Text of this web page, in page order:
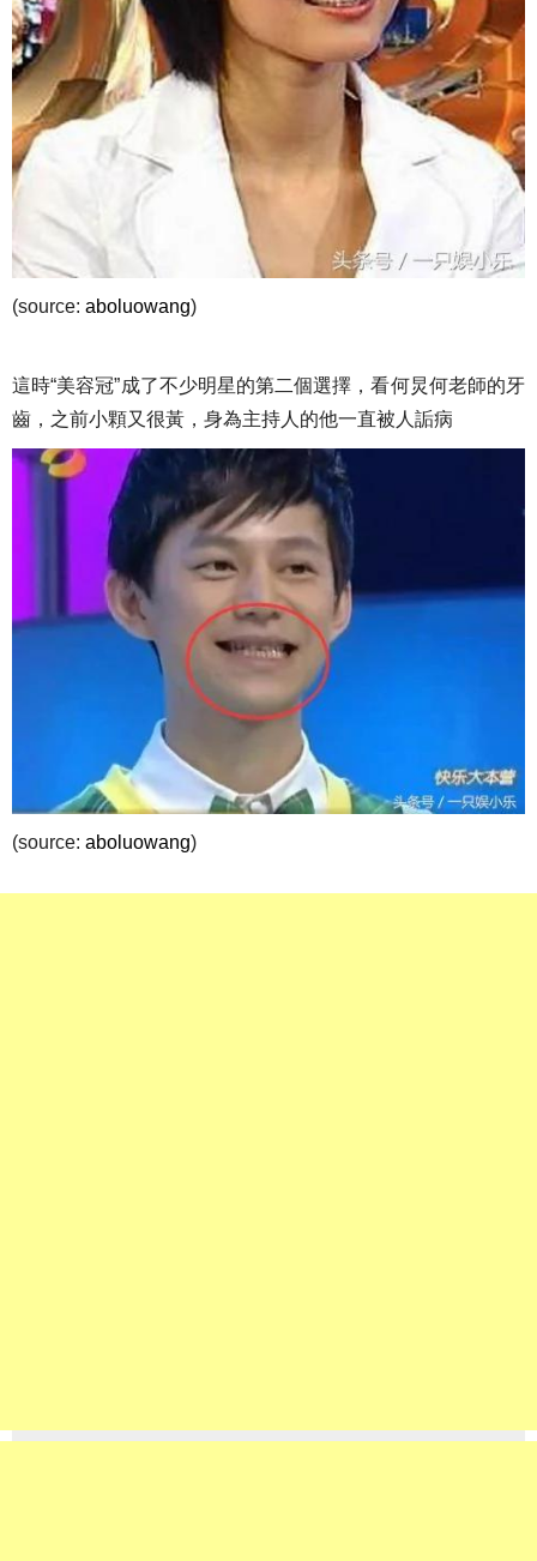
(source: aboluowang)
這時“美容冠”成了不少明星的第二個選擇，看何炅何老師的牙
齒，之前小顆又很黃，身為主持人的他一直被人詬病
(source: aboluowang)